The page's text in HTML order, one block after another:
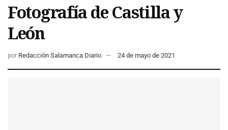
Fotografía de Castilla y
León
por Redacción Salamanca Diario 24 de mayo de 2021